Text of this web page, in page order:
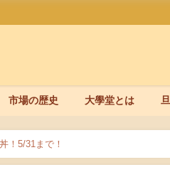
市場の歴史 大學堂とは
！5/31まで！